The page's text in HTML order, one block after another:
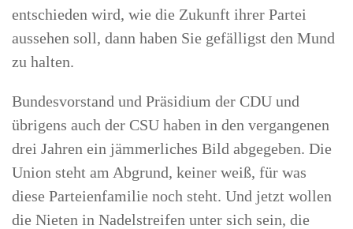
entschieden wird, wie die Zukunft ihrer Partei
aussehen soll, dann haben Sie gefälligst den Mund
zu halten.
Bundesvorstand und Präsidium der CDU und
übrigens auch der CSU haben in den vergangenen
drei Jahren ein jämmerliches Bild abgegeben. Die
Union steht am Abgrund, keiner weiß, für was
diese Parteienfamilie noch steht. Und jetzt wollen
die Nieten in Nadelstreifen unter sich sein, die